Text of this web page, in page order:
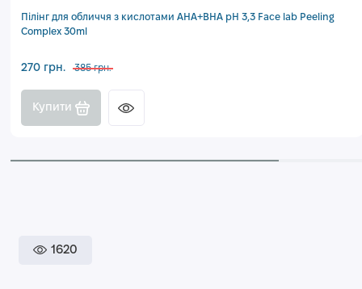
Пілінг для обличчя з кислотами AHA+BHA pH 3,3 Face lab Peeling
Complex 30ml
270 грн. 385 грн.
Купити
1620